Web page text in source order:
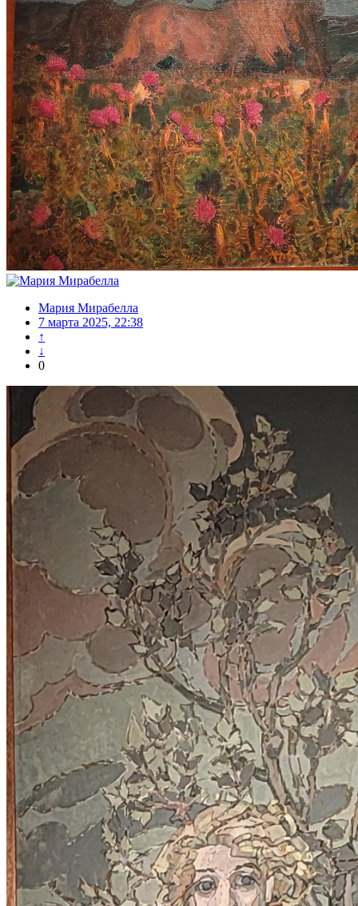
Мария Мирабелла
7 марта 2025, 22:38
↑
↓
0